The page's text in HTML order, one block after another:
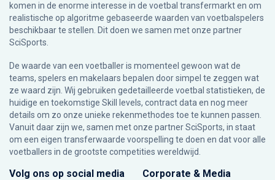
komen in de enorme interesse in de voetbal transfermarkt en om
realistische op algoritme gebaseerde waarden van voetbalspelers
beschikbaar te stellen. Dit doen we samen met onze partner
SciSports
De waarde van een voetballer is momenteel gewoon wat de
teams, spelers en makelaars bepalen door simpel te zeggen wat
ze waard zijn. Wij gebruiken gedetailleerde voetbal statistieken, de
huidige en toekomstige Skill levels, contract data en nog meer
details om zo onze unieke rekenmethodes toe te kunnen passen.
Vanuit daar zijn we, samen met onze partner SciSports, in staat
om een eigen transferwaarde voorspelling te doen en dat voor alle
voetballers in de grootste competities wereldwijd.
Volg ons op social media Corporate & Media